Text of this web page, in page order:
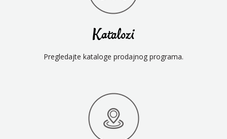
Katalozi
Pregledajte kataloge prodajnog programa.